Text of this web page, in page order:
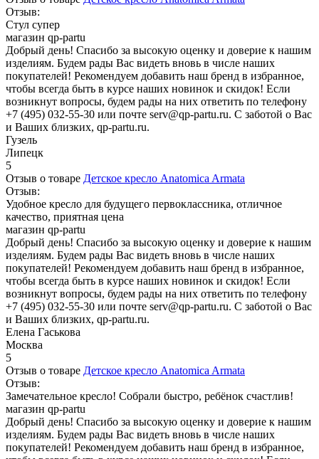
Отзыв:
Стул супер
магазин qp-partu
Добрый день! Спасибо за высокую оценку и доверие к нашим
изделиям. Будем рады Вас видеть вновь в числе наших
покупателей! Рекомендуем добавить наш бренд в избранное,
чтобы всегда быть в курсе наших новинок и скидок! Если
возникнут вопросы, будем рады на них ответить по телефону
+7 (495) 032-55-30 или почте serv@qp-partu.ru. С заботой о Вас
и Ваших близких, qp-partu.ru.
Гузель
Липецк
5
Отзыв о товаре Детское кресло Anatomica Armata
Отзыв:
Удобное кресло для будущего первоклассника, отличное
качество, приятная цена
магазин qp-partu
Добрый день! Спасибо за высокую оценку и доверие к нашим
изделиям. Будем рады Вас видеть вновь в числе наших
покупателей! Рекомендуем добавить наш бренд в избранное,
чтобы всегда быть в курсе наших новинок и скидок! Если
возникнут вопросы, будем рады на них ответить по телефону
+7 (495) 032-55-30 или почте serv@qp-partu.ru. С заботой о Вас
и Ваших близких, qp-partu.ru.
Елена Гаськова
Москва
5
Отзыв о товаре Детское кресло Anatomica Armata
Отзыв:
Замечательное кресло! Собрали быстро, ребёнок счастлив!
магазин qp-partu
Добрый день! Спасибо за высокую оценку и доверие к нашим
изделиям. Будем рады Вас видеть вновь в числе наших
покупателей! Рекомендуем добавить наш бренд в избранное,